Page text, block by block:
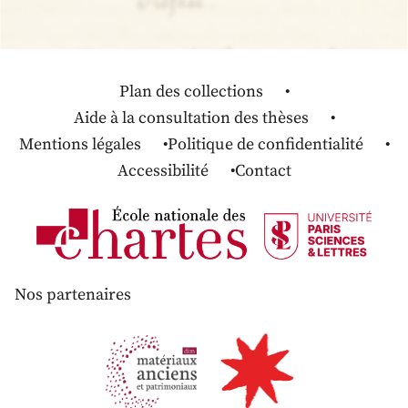
Plan des collections
Aide à la consultation des thèses
Mentions légales
Politique de confidentialité
Accessibilité
Contact
Nos partenaires